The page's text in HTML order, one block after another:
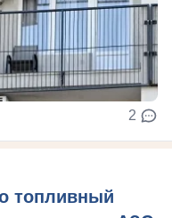
2
топливный